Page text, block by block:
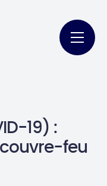
19) :
feu